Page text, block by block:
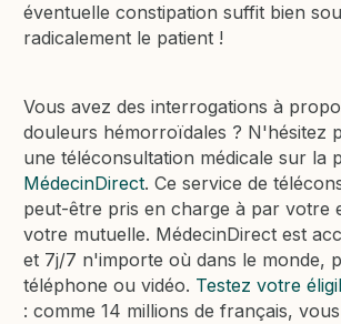
éventuelle constipation suffit bien
radicalement le patient !
Vous avez des interrogations à
douleurs hémorroïdales ? N'hésitez
une téléconsultation médicale sur la
MédecinDirect. Ce service de
peut-être pris en charge à par votre
votre mutuelle. MédecinDirect est
et 7j/7 n'importe où dans le monde,
téléphone ou vidéo. Testez votre
: comme 14 millions de français,